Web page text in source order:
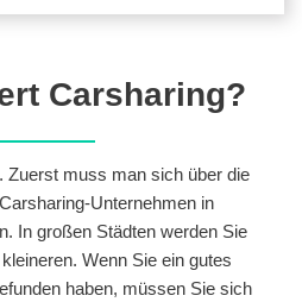
Carsharing?
Zuerst muss man sich über die
Unternehmen in
In großen Städten werden Sie
Wenn Sie ein gutes
haben, müssen Sie sich